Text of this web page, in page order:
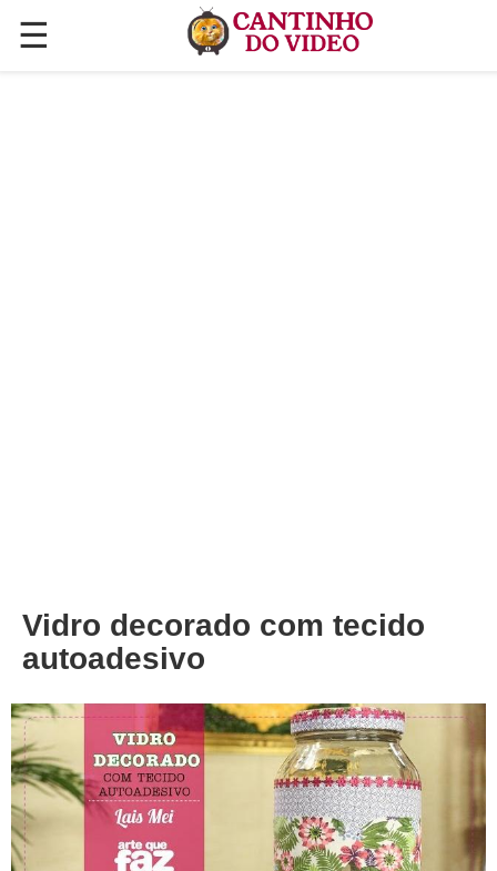
☰
✕
Vidro decorado com tecido
autoadesivo